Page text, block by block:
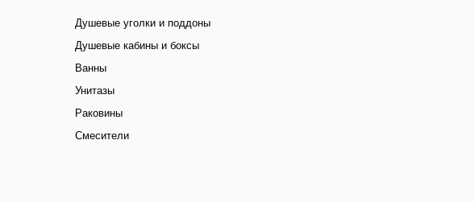
Душевые уголки и поддоны
Душевые кабины и боксы
Ванны
Унитазы
Раковины
Смесители